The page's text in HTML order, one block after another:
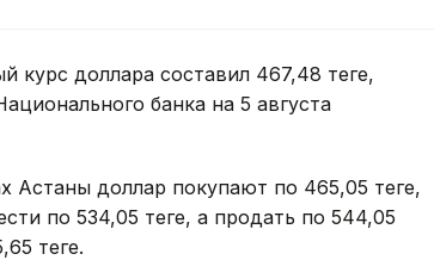
доллара составил 467,48 теңге,
банка на 5 августа
доллар покупают по 465,05 теңге,
по 534,05 теңге, а продать по 544,05
теңге.